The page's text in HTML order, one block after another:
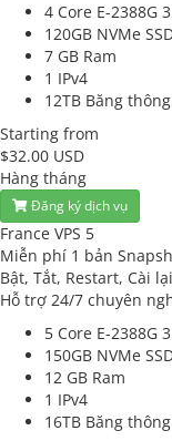
4 Core E-2388G
120GB NVMe
7 GB Ram
1 IPv4
12TB Băng thông
Starting from
$32.00 USD
Hàng tháng
Đăng ký dịch vụ
France VPS 5
Miễn phí 1 bản
Bật, Tắt, Restart, Cài
Hỗ trợ 24/7 chuyên
5 Core E-2388G
150GB NVMe
12 GB Ram
1 IPv4
16TB Băng thông